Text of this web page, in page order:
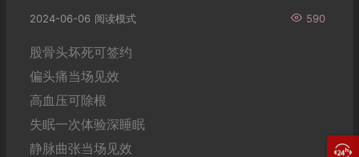
2024-06-06 590
阅读模式
股骨头坏死可签约
偏头痛当场见效
高血压可除根
失眠一次体验深睡眠
静脉曲张当场见效